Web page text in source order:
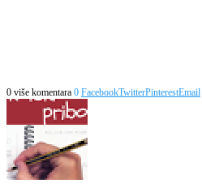
0 više komentara 0 FacebookTwitterPinterestEmail